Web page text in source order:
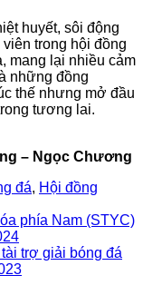
huyết, sôi động
trong hội đồng
mang lại nhiều cảm
những đồng
thế nhưng mở đầu
tương lai.
Chương
đá, Hội đồng
phía Nam (STYC)
trợ giải bóng đá